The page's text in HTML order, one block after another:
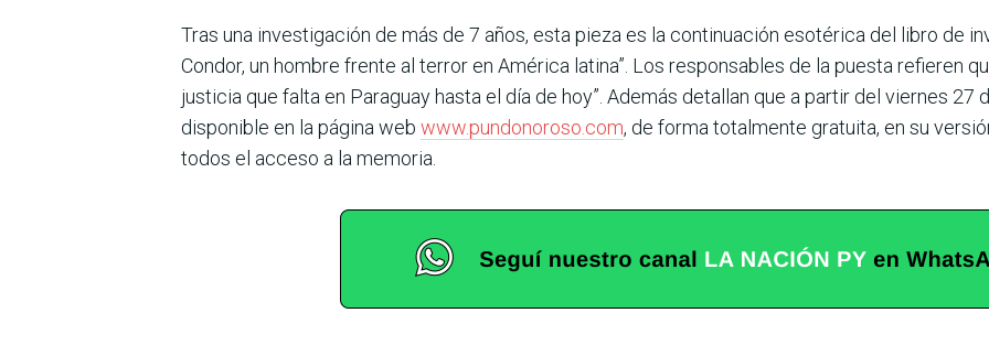
Tras una investigación de más de 7 años, esta pieza es la continuación esotérica del libro de
Condor, un hombre frente al terror en América latina”. Los responsables de la puesta refieren
justicia que falta en Paraguay hasta el día de hoy”. Además detallan que a partir del viernes 27
disponible en la página web www.pundonoroso.com, de forma totalmente gratuita, en su
todos el acceso a la memoria.